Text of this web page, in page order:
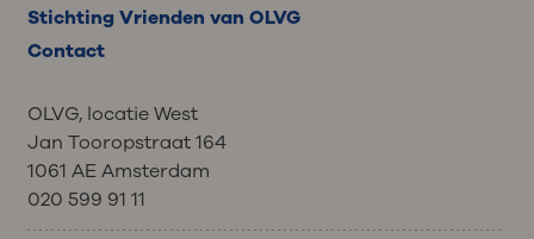
Stichting Vrienden van OLVG
Contact
OLVG, locatie West
Jan Tooropstraat 164
1061 AE Amsterdam
020 599 91 11